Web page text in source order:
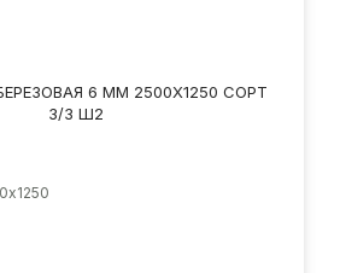
6 ММ 2500Х1250 СОРТ
3/3 Ш2